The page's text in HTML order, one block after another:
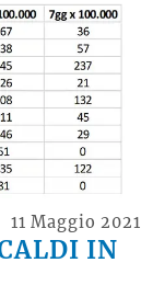
IN
11 Maggio 2021